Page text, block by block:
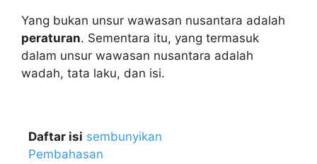
Yang bukan unsur wawasan nusantara adalah
peraturan. Sementara itu, yang termasuk
dalam unsur wawasan nusantara adalah
wadah, tata laku, dan isi.
Daftar isi sembunyikan
Pembahasan